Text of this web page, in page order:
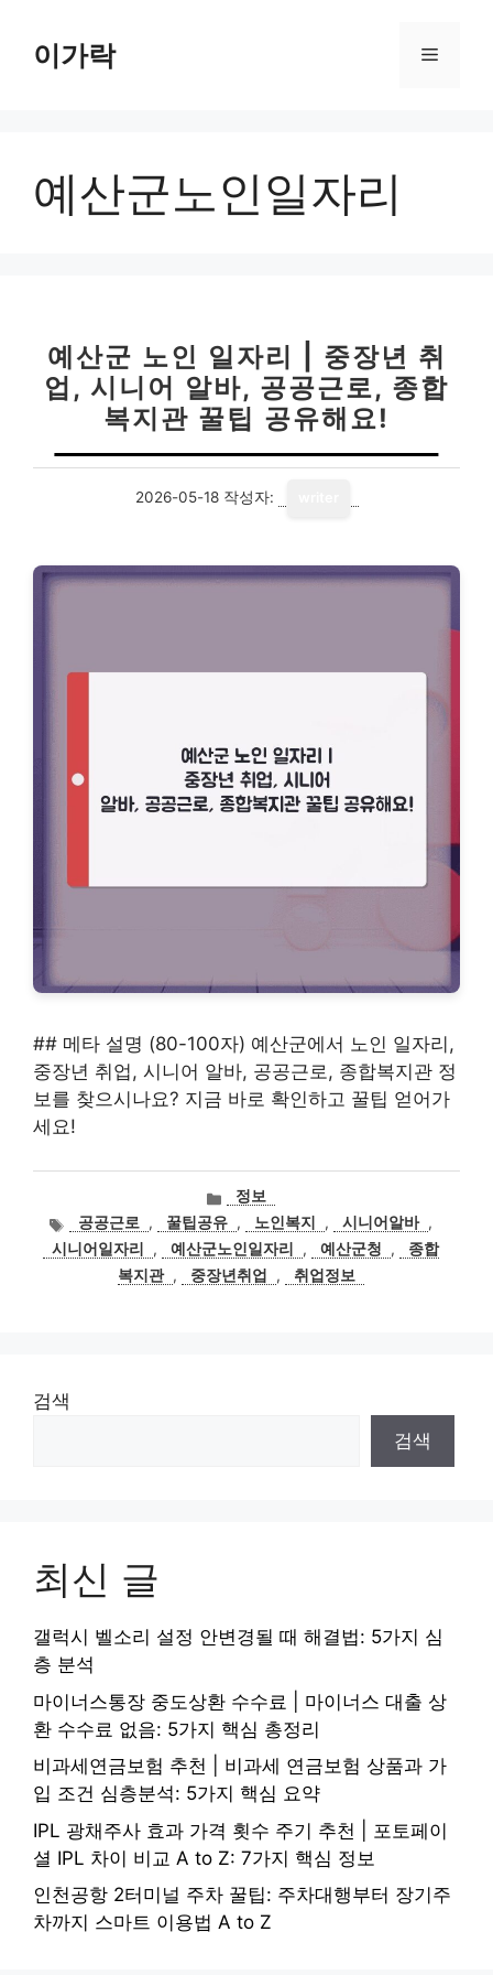
이가락 메
예산군노인일자리
예산군 노인 일자리 | 중장년 취
업, 시니어 알바, 공공근로, 종합
복지관 꿀팁 공유해요!
2026-05-18 작성자:
## 메타 설명 (80-100자) 예산군에서 노인 일자리,
중장년 취업, 시니어 알바, 공공근로, 종합복지관 정
보를 찾으시나요? 지금 바로 확인하고 꿀팁 얻어가
세요!
카
테
고
리
정보
태
그
공공근로 , 꿀팁공유 , 노인복지 , 시니어알바 ,
시니어일자리
, 예산군노인일자리 , 예산군청 ,
종합
복지관 , 중장년취업 , 취업정보
검색
검색
최신 글
갤럭시 벨소리 설정 안변경될 때 해결법: 5가지 심
층 분석
마이너스통장 중도상환 수수료 | 마이너스 대출 상
환 수수료 없음: 5가지 핵심 총정리
비과세연금보험 추천 | 비과세 연금보험 상품과 가
입 조건 심층분석: 5가지 핵심 요약
IPL 광채주사 효과 가격 횟수 주기 추천 | 포토페이
셜 IPL 차이 비교 A to Z: 7가지 핵심 정보
인천공항 2터미널 주차 꿀팁: 주차대행부터 장기주
차까지 스마트 이용법 A to Z